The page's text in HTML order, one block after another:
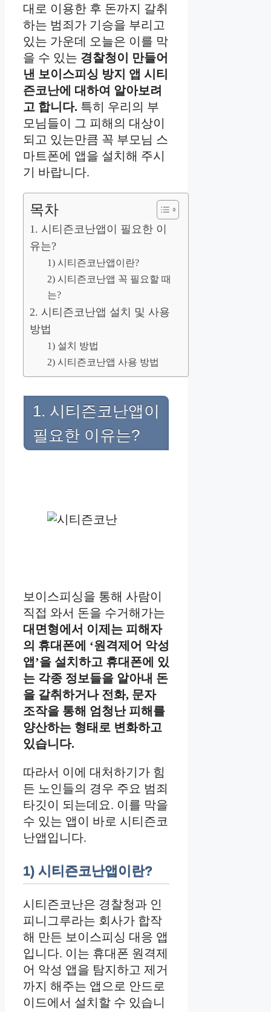
대로 이용한 후 돈까지 갈취
하는 범죄가 기승을 부리고
있는 가운데 오늘은 이를 막
을 수 있는 경찰청이 만들어
낸 보이스피싱 방지 앱 시티
즌코난에 대하여 알아보려
고 합니다. 특히 우리의 부
모님들이 그 피해의 대상이
되고 있는만큼 꼭 부모님 스
마트폰에 앱을 설치해 주시
기 바랍니다.
목차
1. 시티즌코난앱이 필요한 이
유는?
1) 시티즌코난앱이란?
2) 시티즌코난앱 꼭 필요할 때
는?
2. 시티즌코난앱 설치 및 사용
방법
1) 설치 방법
2) 시티즌코난앱 사용 방법
1. 시티즌코난앱이
필요한 이유는?
보이스피싱을 통해 사람이
직접 와서 돈을 수거해가는
대면형에서 이제는 피해자
의 휴대폰에 ‘원격제어 악성
앱’을 설치하고 휴대폰에 있
는 각종 정보들을 알아내 돈
을 갈취하거나 전화, 문자
조작을 통해 엄청난 피해를
양산하는 형태로 변화하고
있습니다.
따라서 이에 대처하기가 힘
든 노인들의 경우 주요 범죄
타깃이 되는데요. 이를 막을
수 있는 앱이 바로 시티즌코
난앱입니다.
1) 시티즌코난앱이란?
시티즌코난은 경찰청과 인
피니그루라는 회사가 합작
해 만든 보이스피싱 대응 앱
입니다. 이는 휴대폰 원격제
어 악성 앱을 탐지하고 제거
까지 해주는 앱으로 안드로
이드에서 설치할 수 있습니